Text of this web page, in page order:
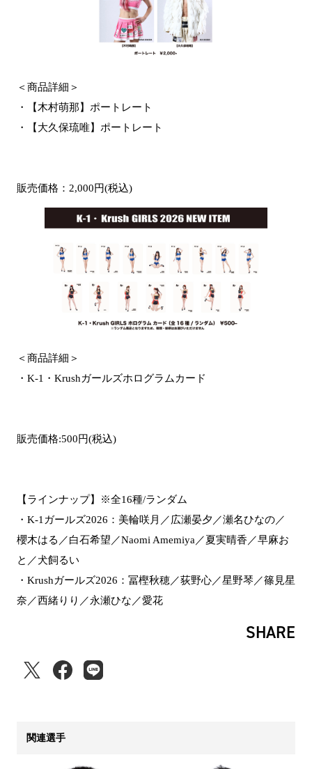
＜商品詳細＞
・【木村萌那】ポートレート
・【大久保琉唯】ポートレート
販売価格：2,000円(税込)
＜商品詳細＞
・K-1・Krushガールズホログラムカード
販売価格:500円(税込)
【ラインナップ】※全16種/ランダム
・K-1ガールズ2026：美輪咲月／広瀬晏夕／瀬名ひなの／
櫻木はる／白石希望／Naomi Amemiya／夏実晴香／早麻お
と／犬飼るい
・Krushガールズ2026：冨樫秋穂／荻野心／星野琴／篠見星
奈／西緒りり／永瀬ひな／愛花
SHARE
関連選手